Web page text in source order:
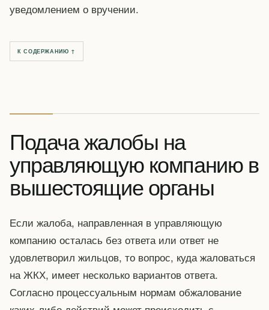
уведомлением о вручении.
К СОДЕРЖАНИЮ ↑
Подача жалобы на
управляющую компанию в
вышестоящие органы
Если жалоба, направленная в управляющую
компанию осталась без ответа или ответ не
удовлетворил жильцов, то вопрос, куда жаловаться
на ЖКХ, имеет несколько вариантов ответа.
Согласно процессуальным нормам обжалование